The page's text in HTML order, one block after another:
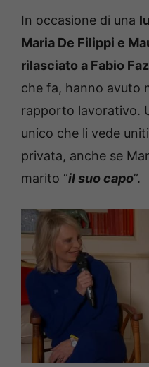
In occasione di una
Maria De Filippi e
rilasciato a Fabio
che fa, hanno avuto
rapporto lavorativo.
unico che li vede
privata, anche se
marito “il suo capo”.